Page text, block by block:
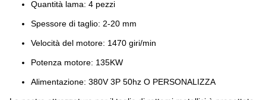
Quantità lama: 4 pezzi
Spessore di taglio: 2-20 mm
Velocità del motore: 1470 giri/min
Potenza motore: 135KW
Alimentazione: 380V 3P 50hz O PERSONALIZZA